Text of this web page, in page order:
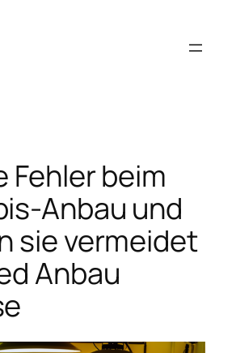
Fehler beim
Anbau und
sie vermeidet
Anbau